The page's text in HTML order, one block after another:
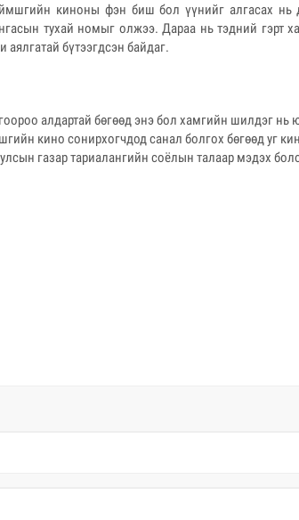
киноны фэн биш бол үүнийг алгасах нь
тухай номыг олжээ. Дараа нь тэдний гэрт
бүтээгдсэн байдаг.
алдартай бөгөөд энэ бол хамгийн шилдэг нь
кино сонирхогчдод санал болгох бөгөөд уг
газар тариалангийн соёлын талаар мэдэх